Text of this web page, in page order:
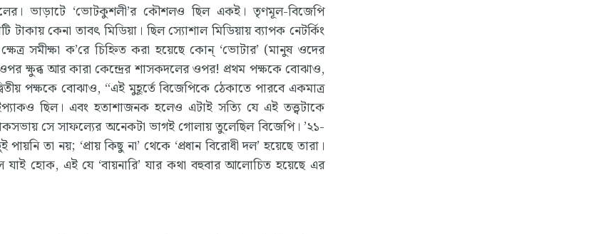
ভাড়াটে ‘ভোটকুশলী’র কৌশলও ছিল একই। তৃণমূল-বিজেপি
টাকায় কেনা তাবৎ মিডিয়া। ছিল স্যোশাল মিডিয়ায় ব্যাপক নেটর্কিং
সমীক্ষা ক’রে চিহ্নিত করা হয়েছে কোন্‌ ‘ভোটার’ (মানুষ ওদের
ক্ষুব্ধ আর কারা কেন্দ্রের শাসকদলের ওপর! প্রথম পক্ষকে বোঝাও,
পক্ষকে বোঝাও, “এই মুহূর্তে বিজেপিকে ঠেকাতে পারবে একমাত্র
ছিল। এবং হতাশাজনক হলেও এটাই সত্যি যে এই তত্ত্বটাকে
সে সাফল্যের অনেকটা ভাগই গোলায় তুলেছিল বিজেপি। ’২১-
তা নয়; ‘প্রায় কিছু না’ থেকে ‘প্রধান বিরোধী দল’ হয়েছে তারা।
হোক, এই যে ‘বায়নারি’ যার কথা বহুবার আলোচিত হয়েছে এর